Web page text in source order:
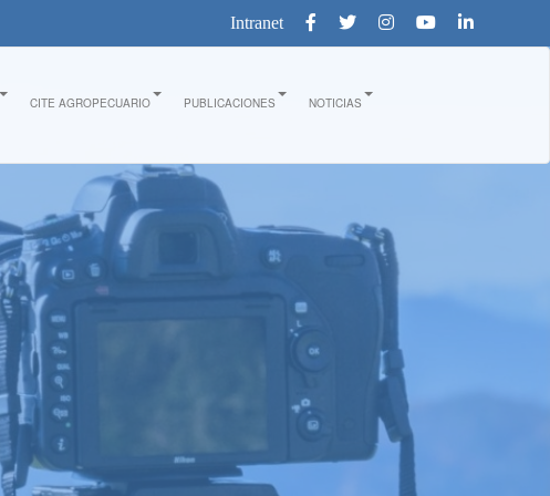
Intranet
CITE AGROPECUARIO PUBLICACIONES NOTICIAS